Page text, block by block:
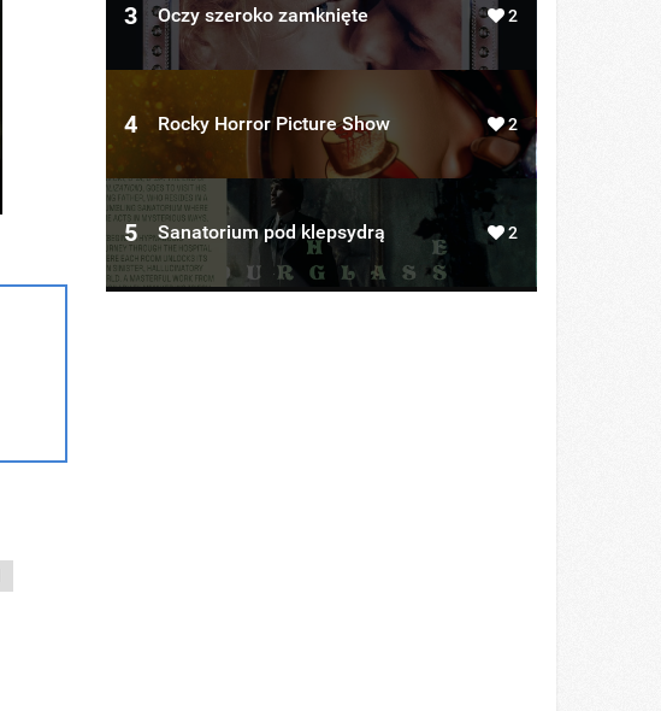
3 Oczy szeroko zamknięte 2
4 Rocky Horror Picture Show 2
5 Sanatorium pod klepsydrą 2